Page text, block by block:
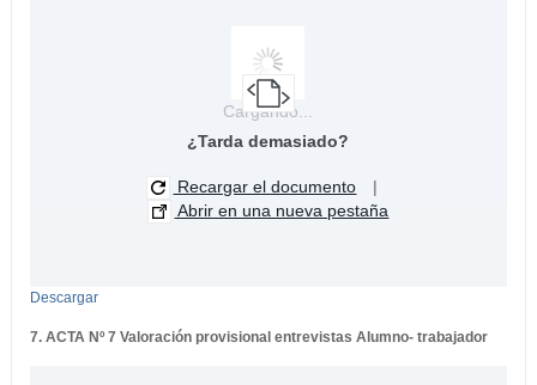
Cargando...
¿Tarda demasiado?
Recargar el documento
|
Abrir en una nueva pestaña
Descargar
7. ACTA Nº 7 Valoración provisional entrevistas Alumno- trabajador